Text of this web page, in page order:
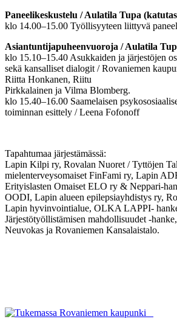
Paneelikeskustelu / Aulatila Tupa
klo 14.00–15.00 Työllisyyteen liittyvä
Asiantuntijapuheenvuoroja / Aulatila
klo 15.10–15.40 Asukkaiden ja järjestöjen
sekä kansalliset dialogit / Rovaniemen
Riitta Honkanen, Riitu
Pirkkalainen ja Vilma Blomberg.
klo 15.40–16.00 Saamelaisen
toiminnan esittely / Leena Fofonoff
Tapahtumaa järjestämässä:
Lapin Kilpi ry, Rovalan Nuoret / Tyttöjen
mielenterveysomaiset FinFami ry, Lapin
Erityislasten Omaiset ELO ry & Neppari-
OODI, Lapin alueen epilepsiayhdistys ry,
Lapin hyvinvointialue, OLKA LAPPI-
Järjestötyöllistämisen mahdollisuudet -
Neuvokas ja Rovaniemen Kansalaistalo.